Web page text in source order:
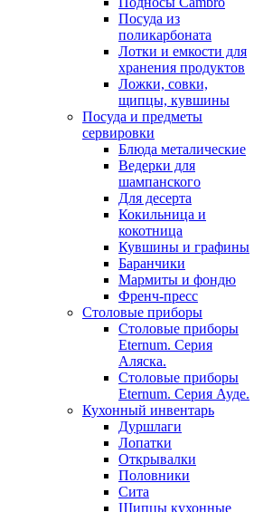
Посуда из
поликарбоната
Лотки и емкости для
хранения продуктов
Ложки, совки,
щипцы, кувшины
Посуда и предметы
сервировки
Блюда металические
Ведерки для
шампанского
Для десерта
Кокильница и
кокотница
Кувшины и графины
Баранчики
Мармиты и фондю
Френч-пресс
Столовые приборы
Столовые приборы
Eternum. Серия
Аляска.
Столовые приборы
Eternum. Серия Ауде.
Кухонный инвентарь
Дуршлаги
Лопатки
Открывалки
Половники
Сита
Щипцы кухонные